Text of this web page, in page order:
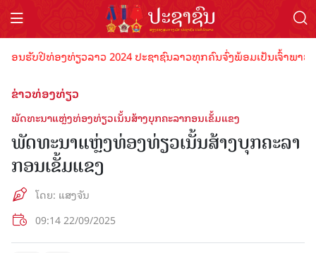
ປີທ່ອງທ່ຽວລາວ 2024 ປະຊາຊົນລາວທຸກຄົນຈົ່ງພ້ອມເປັນເຈົ້າພາບທີ່ດີ
ຂ່າວທ່ອງທ່ຽວ
ພັດທະນາແຫຼ່ງທ່ອງທ່ຽວເນັ້ນສ້າງບຸກຄະລາກອນເຂັ້ມແຂງ
ພັດທະນາແຫຼ່ງທ່ອງທ່ຽວເນັ້ນສ້າງບຸກຄະລາ
ກອນເຂັ້ມແຂງ
ໂດຍ: ແສງຈັນ
09:14 22/09/2025